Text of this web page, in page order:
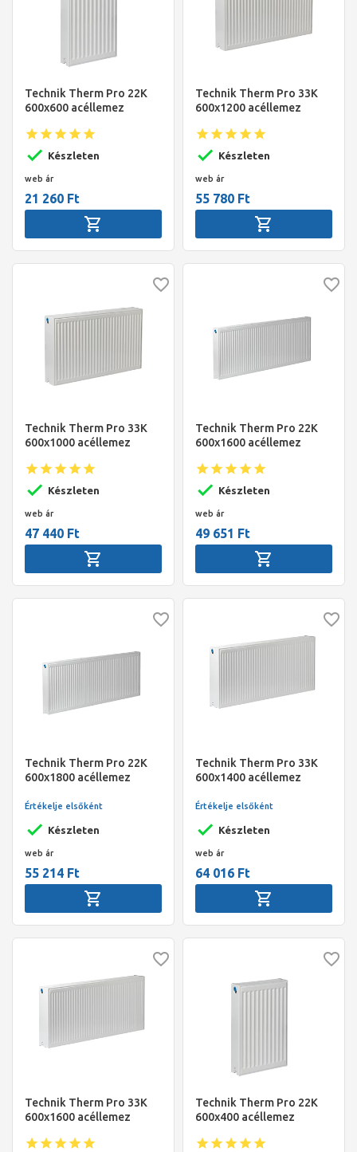
Technik Therm Pro 22K
600x600 acéllemez
Készleten
web ár
21 260 Ft
Technik Therm Pro 33K
600x1200 acéllemez
Készleten
web ár
55 780 Ft
Technik Therm Pro 33K
600x1000 acéllemez
Készleten
web ár
47 440 Ft
Technik Therm Pro 22K
600x1600 acéllemez
Készleten
web ár
49 651 Ft
Technik Therm Pro 22K
600x1800 acéllemez
Készleten
Értékelje elsőként
web ár
55 214 Ft
Technik Therm Pro 33K
600x1400 acéllemez
Készleten
Értékelje elsőként
web ár
64 016 Ft
Technik Therm Pro 33K
600x1600 acéllemez
Technik Therm Pro 22K
600x400 acéllemez